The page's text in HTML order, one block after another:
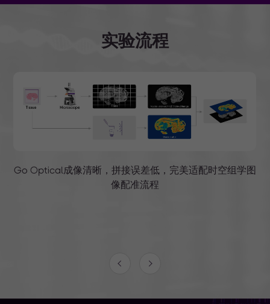
实验流程
适配时空组学图Go Optical拍摄的图像，均可经算法分析，
信息配准，进而实现组织分割。